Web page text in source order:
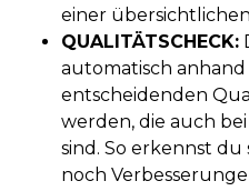
einer
QUALITÄTSCHECK:
automatisch anhand
entscheidenden
werden, die auch
sind. So erkennst du
noch